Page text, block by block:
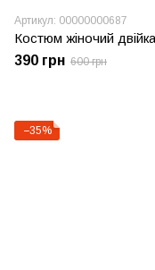
Артикул: 00000000687
Костюм жіночий
390 грн 600 грн
−35%